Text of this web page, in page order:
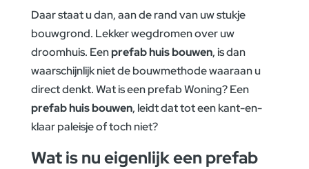
Daar staat u dan, aan de rand van uw stukje
bouwgrond. Lekker wegdromen over uw
droomhuis. Eenprefab huis bouwen, is dan
waarschijnlijk niet de bouwmethode waaraan u
direct denkt. Wat is een prefab Woning? Een
prefab huis bouwen, leidt dat tot een kant-en-
klaar paleisje of toch niet?
Wat is nu eigenlijk een prefab